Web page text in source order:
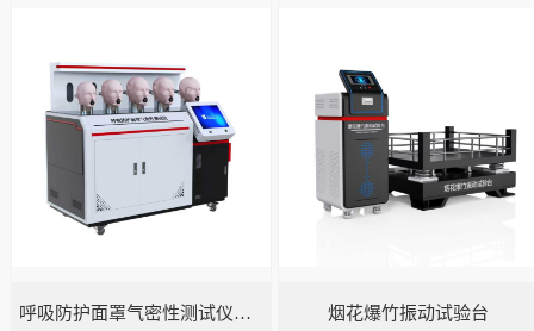
呼吸防护面罩气密性测试仪五工位 烟花爆竹振动试验台